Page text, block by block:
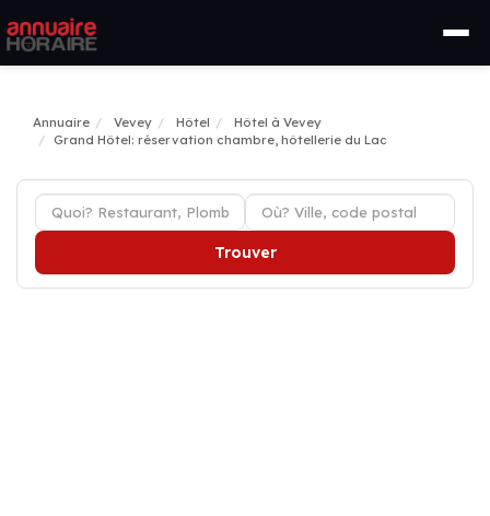
Annuaire Vevey Hôtel
Hôtel à Vevey
Grand Hôtel: réservation chambre, hôtellerie du Lac
Trouver